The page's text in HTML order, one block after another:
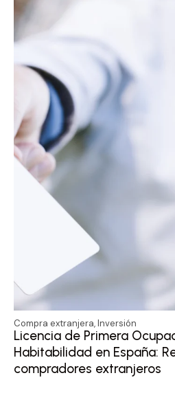
Compra extranjera,Inversión
Licencia de Primera
Habitabilidad en España:
compradores extranjeros